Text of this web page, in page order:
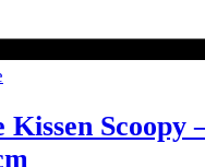
Kissen Scoopy